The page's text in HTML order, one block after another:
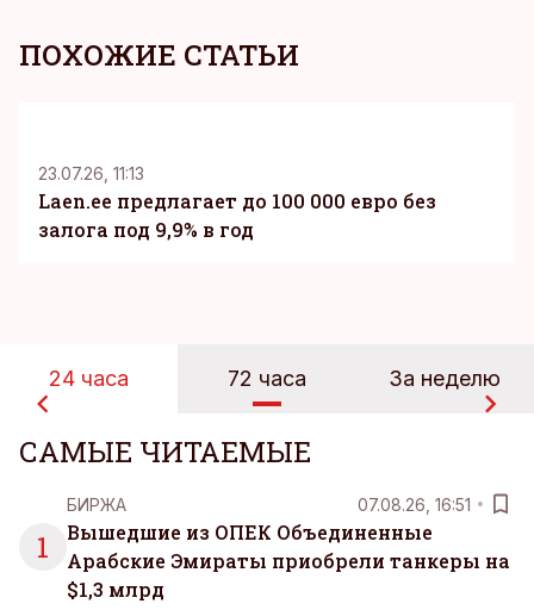
ПОХОЖИЕ СТАТЬИ
23.07.26, 11:13
Laen.ee предлагает до 100 000 евро без
залога под 9,9% в год
24 часа 72 часа За неделю
САМЫЕ ЧИТАЕМЫЕ
1
БИРЖА 07.08.26, 16:51
Вышедшие из ОПЕК Объединенные
Арабские Эмираты приобрели танкеры на
$1,3 млрд